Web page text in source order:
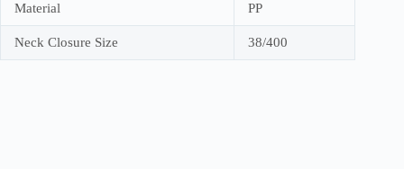
Material PP
Neck Closure Size 38/400